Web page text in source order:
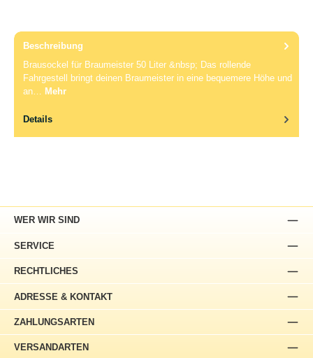
Beschreibung
Brausockel für Braumeister 50 Liter &nbsp; Das rollende
Fahrgestell bringt deinen Braumeister in eine bequemere Höhe und
an… Mehr
Details
ADRESSE & KONTAKT
WER WIR SIND
SERVICE
RECHTLICHES
ZAHLUNGSARTEN
VERSANDARTEN